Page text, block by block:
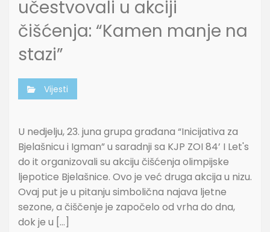
učestvovali u akciji
čišćenja: “Kamen manje na
stazi”
Vijesti
U nedjelju, 23. juna grupa građana “Inicijativa za
Bjelašnicu i Igman” u saradnji sa KJP ZOI 84’ I Let's
do it organizovali su akciju čišćenja olimpijske
ljepotice Bjelašnice. Ovo je već druga akcija u nizu.
Ovaj put je u pitanju simbolična najava ljetne
sezone, a čiščenje je započelo od vrha do dna,
dok je u […]